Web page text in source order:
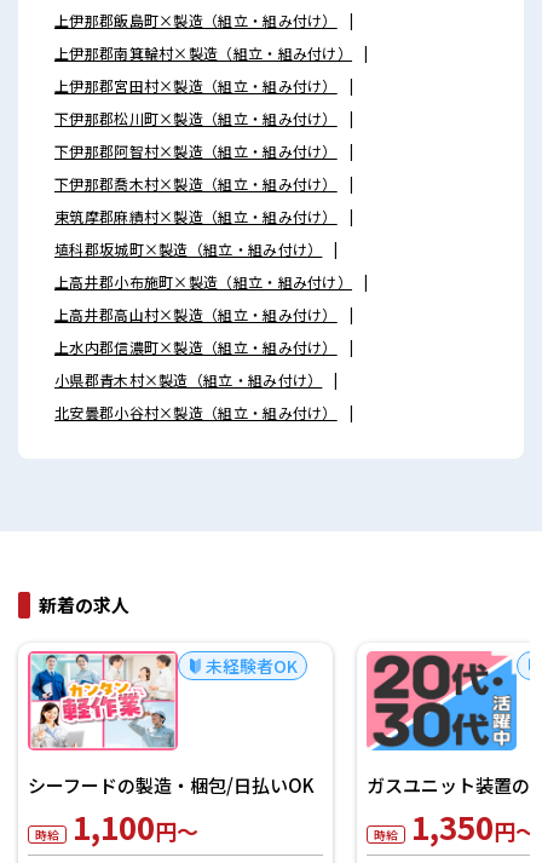
上伊那郡飯島町×製造（組立・組み付け）
上伊那郡南箕輪村×製造（組立・組み付け）
上伊那郡宮田村×製造（組立・組み付け）
下伊那郡松川町×製造（組立・組み付け）
下伊那郡阿智村×製造（組立・組み付け）
下伊那郡喬木村×製造（組立・組み付け）
東筑摩郡麻績村×製造（組立・組み付け）
埴科郡坂城町×製造（組立・組み付け）
上高井郡小布施町×製造（組立・組み付け）
上高井郡高山村×製造（組立・組み付け）
上水内郡信濃町×製造（組立・組み付け）
小県郡青木村×製造（組立・組み付け）
北安曇郡小谷村×製造（組立・組み付け）
新着の求人
未経験者OK
シーフードの製造・梱包/日払いOK
時給 1,100円～
ガスユニット装置の
時給 1,350円～